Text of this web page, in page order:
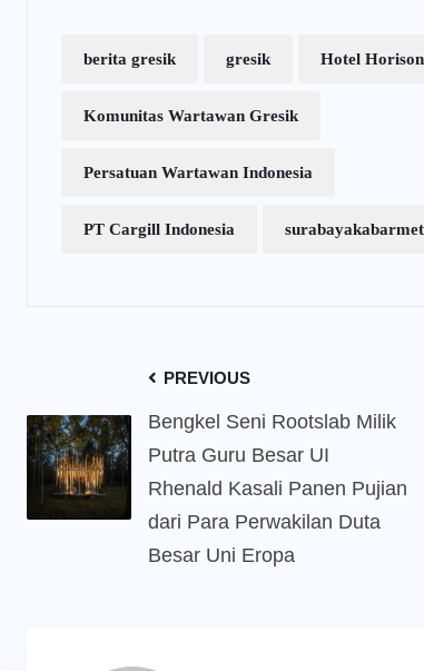
berita gresik gresik Hotel Horison
Komunitas Wartawan Gresik
Persatuan Wartawan Indonesia
PT Cargill Indonesia
PREVIOUS
Bengkel Seni Rootslab Milik
Putra Guru Besar UI
Rhenald Kasali Panen Pujian
dari Para Perwakilan Duta
Besar Uni Eropa